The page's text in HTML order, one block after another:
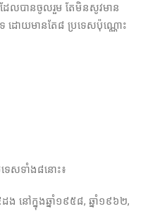
ដែល​បាន​ចូល​រួម​ តែ​មិន​សូវ​មាន​
េ ដោយ​មាន​តែ​៨ ប្រទេស​ប៉ុណ្ណោះ​
ទេស​ទាំង​៨​នោះ​៖
ង​ នៅ​ក្នុង​ឆ្នាំ១៩៥៨​, ឆ្នាំ១៩៦២​,